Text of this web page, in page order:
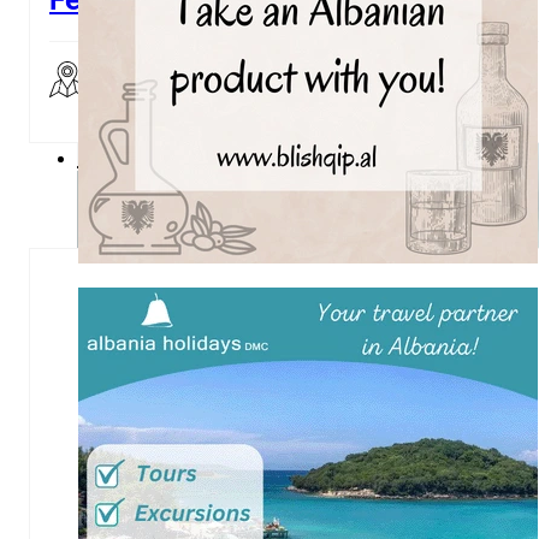
Reja, Tirana
2
4
…
12